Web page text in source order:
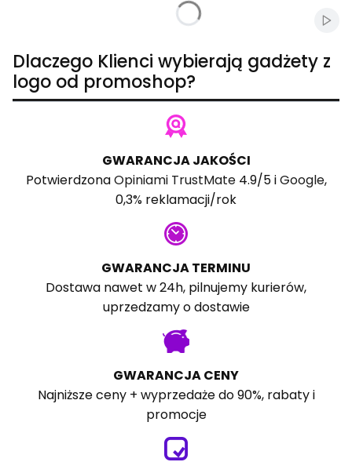
Dlaczego Klienci wybierają gadżety z
logo od promoshop?
GWARANCJA JAKOŚCI
PotwierdzonaOpiniami TrustMate4.9/5 iGoogle,
0,3% reklamacji/rok
GWARANCJA TERMINU
Dostawa nawet w 24h, pilnujemy kurierów,
uprzedzamy o dostawie
GWARANCJA CENY
Najniższe ceny + wyprzedaże do 90%, rabaty i
promocje